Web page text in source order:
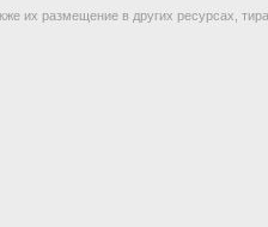
их размещение в других ресурсах,